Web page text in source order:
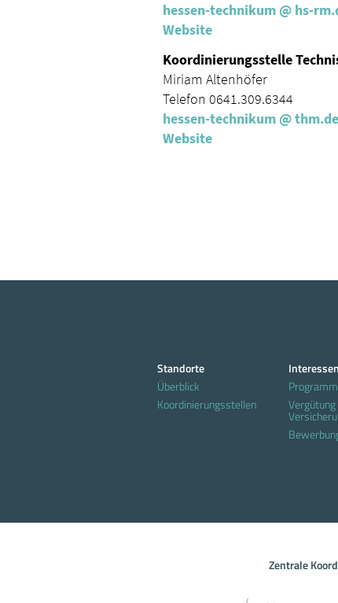
hessen-technikum @ hs-rm.
Website
Koordinierungsstelle
Miriam Altenhöfer
Telefon 0641.309.6344
hessen-technikum @ thm.de
Website
Standorte
Überblick
Koordinierungsstellen
Zentrale